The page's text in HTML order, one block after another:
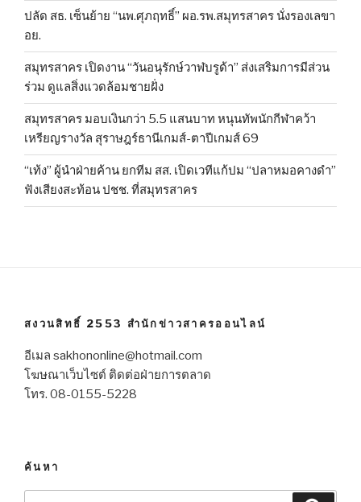
ปลัด สธ. เซ็นย้าย “นพ.ศุภฤทธิ์” ผอ.รพ.สมุทรสาคร นั่งรองเลขา
อย.
สมุทรสาคร เปิดงาน “วันอนุรักษ์วาฬบรูด้า” ส่งเสริมการมีส่วน
ร่วม ดูแลสิ่งแวดล้อมชายฝั่ง
สมุทรสาคร มอบเงินกว่า 5.5 แสนบาท หนุนทัพนักกีฬาคว้า
เหรียญรางวัล สุราษฎร์ธานีเกมส์-ตาปีเกมส์ 69
“เท้ง” ผู้นำฝ่ายค้าน ยกทีม สส. เปิดเวทีแก้ปม “ปลาหมอคางดำ”
ฟังเสียงสะท้อน ปชช. ที่สมุทรสาคร
สงวนสิทธิ์ 2553 สำนักข่าวสาครออนไลน์
อีเมล sakhononline@hotmail.com
โฆษณาเว็บไซต์ ติดต่อฝ่ายการตลาด
โทร. 08-0155-5228
ค้นหา